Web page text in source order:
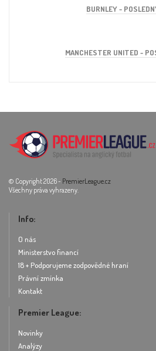
BURNLEY -
MANCHESTER UNITED -
© Copyright 2026 - PremierLeague.cz
Všechny práva vyhrazeny.
Info:
O nás
Ministerstvo financí
18 + Podporujeme zodpovědné hraní
Právní zmínka
Kontakt
Premier League:
Novinky
Analýzy